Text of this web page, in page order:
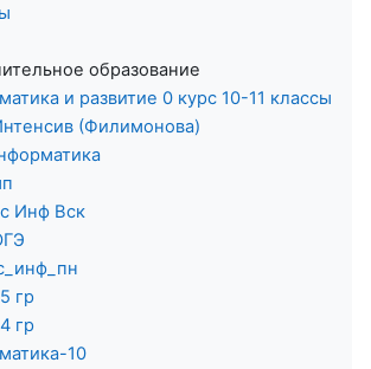
образование
и развитие 0 курс 10-11 классы
(Филимонова)
Инф Вск
гр
гр
10